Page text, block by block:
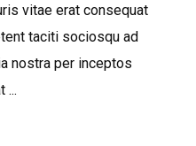
vitae erat consequat
taciti sociosqu ad
nostra per inceptos